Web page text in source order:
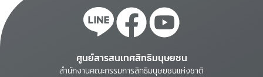
ศูนย์สารสนเทศสิทธิมนุษยชน
สำนักงานคณะกรรมการสิทธิมนุษยชนแห่งชาติ